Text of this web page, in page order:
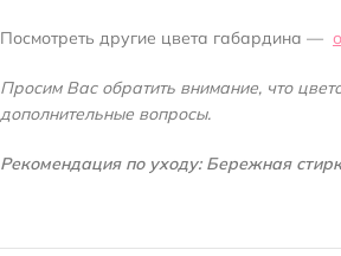
Посмотреть другие цвета габардина —
Просим Вас обратить внимание, что
дополнительные вопросы.
Рекомендация по уходу: Бережная